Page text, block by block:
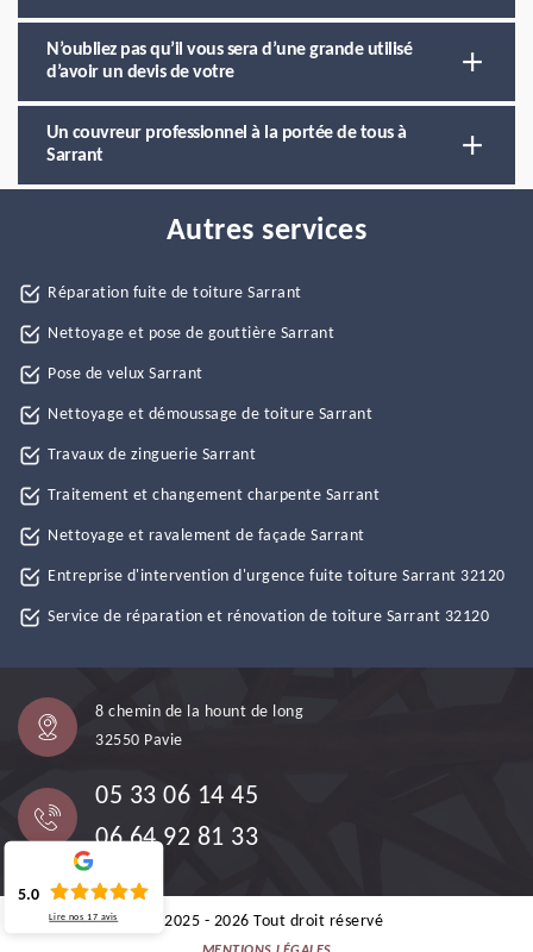
N’oubliez pas qu’il vous sera d’une grande utilisé
d’avoir un devis de votre
Un couvreur professionnel à la portée de tous à
Sarrant
Autres services
Réparation fuite de toiture Sarrant
Nettoyage et pose de gouttière Sarrant
Pose de velux Sarrant
Nettoyage et démoussage de toiture Sarrant
Travaux de zinguerie Sarrant
Traitement et changement charpente Sarrant
Nettoyage et ravalement de façade Sarrant
Entreprise d'intervention d'urgence fuite toiture Sarrant 32120
Service de réparation et rénovation de toiture Sarrant 32120
8 chemin de la hount de long
32550 Pavie
05 33 06 14 45
06 64 92 81 33
©2025 - 2026 Tout droit réservé
5.0
Lire nos17 avis